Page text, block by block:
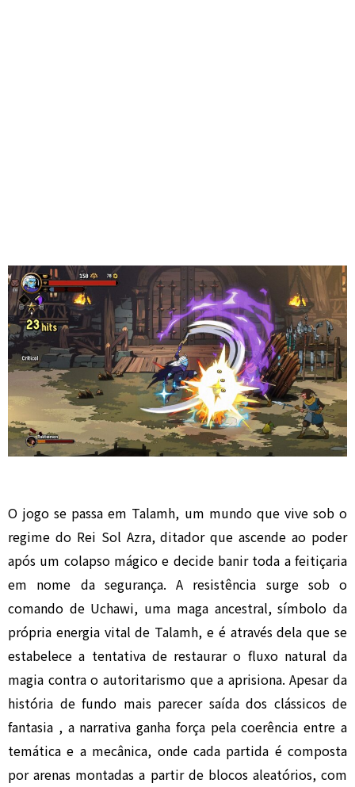
O jogo se passa em Talamh, um mundo que vive sob o
regime do Rei Sol Azra, ditador que ascende ao poder
após um colapso mágico e decide banir toda a feitiçaria
em nome da segurança. A resistência surge sob o
comando de Uchawi, uma maga ancestral, símbolo da
própria energia vital de Talamh, e é através dela que se
estabelece a tentativa de restaurar o fluxo natural da
magia contra o autoritarismo que a aprisiona. Apesar da
história de fundo mais parecer saída dos clássicos de
fantasia , a narrativa ganha força pela coerência entre a
temática e a mecânica, onde cada partida é composta
por arenas montadas a partir de blocos aleatórios, com